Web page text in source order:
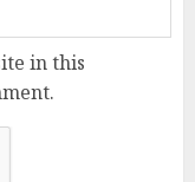
in this